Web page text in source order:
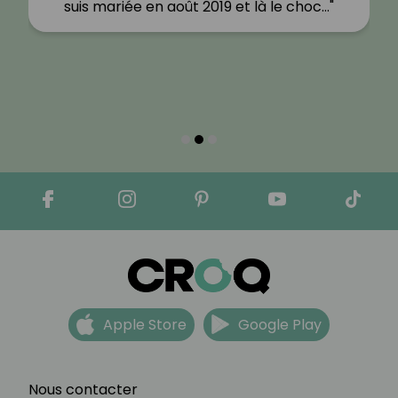
suis mariée en août 2019 et là le choc…"
Nous contacter
Apple Store Google Play